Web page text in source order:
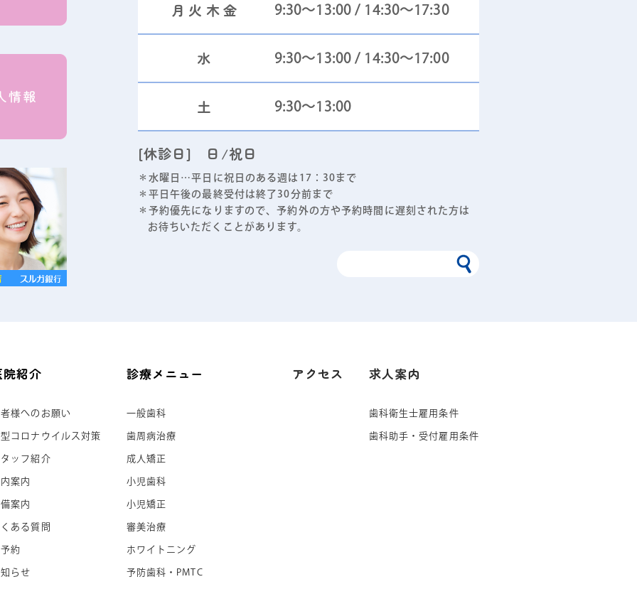
月火木金 9:30～13:00 / 14:30～17:30
水 9:30～13:00 / 14:30～17:00
土 9:30～13:00
[休診日] 日/祝日
＊水曜日…平日に祝日のある週は17：30まで
＊平日午後の最終受付は終了30分前まで
＊予約優先になりますので、予約外の方や予約時間に遅刻された方は
お待ちいただくことがあります。
院紹介
様へのお願い
コロナウイルス対策
タッフ紹介
案内
案内
ある質問
予約
らせ
診療メニュー
一般歯科
歯周病治療
成人矯正
小児歯科
小児矯正
審美治療
ホワイトニング
予防歯科・PMTC
アクセス 求人案内
歯科衛生士雇用条件
歯科助手・受付雇用条件